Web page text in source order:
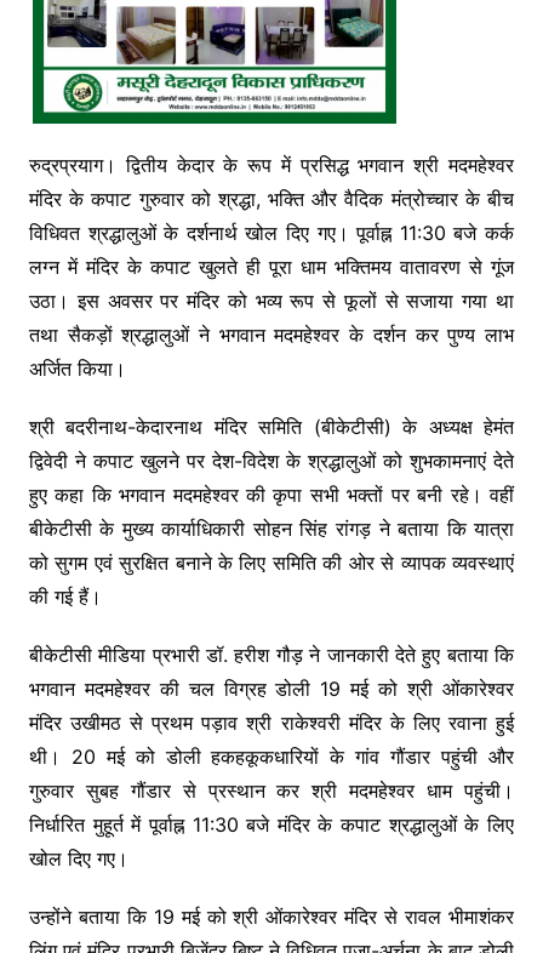
रुद्रप्रयाग। द्वितीय केदार के रूप में प्रसिद्ध भगवान श्री मदमहेश्वर
मंदिर के कपाट गुरुवार को श्रद्धा, भक्ति और वैदिक मंत्रोच्चार के बीच
विधिवत श्रद्धालुओं के दर्शनार्थ खोल दिए गए। पूर्वाह्न 11:30 बजे कर्क
लग्न में मंदिर के कपाट खुलते ही पूरा धाम भक्तिमय वातावरण से गूंज
उठा। इस अवसर पर मंदिर को भव्य रूप से फूलों से सजाया गया था
तथा सैकड़ों श्रद्धालुओं ने भगवान मदमहेश्वर के दर्शन कर पुण्य लाभ
अर्जित किया।
श्री बदरीनाथ-केदारनाथ मंदिर समिति (बीकेटीसी) के अध्यक्ष हेमंत
द्विवेदी ने कपाट खुलने पर देश-विदेश के श्रद्धालुओं को शुभकामनाएं देते
हुए कहा कि भगवान मदमहेश्वर की कृपा सभी भक्तों पर बनी रहे। वहीं
बीकेटीसी के मुख्य कार्याधिकारी सोहन सिंह रांगड़ ने बताया कि यात्रा
को सुगम एवं सुरक्षित बनाने के लिए समिति की ओर से व्यापक व्यवस्थाएं
की गई हैं।
बीकेटीसी मीडिया प्रभारी डॉ. हरीश गौड़ ने जानकारी देते हुए बताया कि
भगवान मदमहेश्वर की चल विग्रह डोली 19 मई को श्री ओंकारेश्वर
मंदिर उखीमठ से प्रथम पड़ाव श्री राकेश्वरी मंदिर के लिए रवाना हुई
थी। 20 मई को डोली हकहकूकधारियों के गांव गौंडार पहुंची और
गुरुवार सुबह गौंडार से प्रस्थान कर श्री मदमहेश्वर धाम पहुंची।
निर्धारित मुहूर्त में पूर्वाह्न 11:30 बजे मंदिर के कपाट श्रद्धालुओं के लिए
खोल दिए गए।
उन्होंने बताया कि 19 मई को श्री ओंकारेश्वर मंदिर से रावल भीमाशंकर